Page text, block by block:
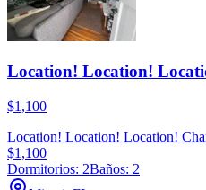
Location! Location!
$1,100
Location! Location! Location!
$1,100
Dormitorios: 2Baños: 2